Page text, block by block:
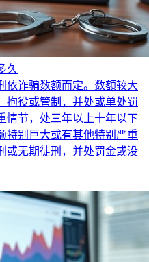
久
依诈骗数额而定。数额较大
拘役或管制，并处或单处罚
情节，处三年以上十年以下
特别巨大或有其他特别严重
或无期徒刑，并处罚金或没